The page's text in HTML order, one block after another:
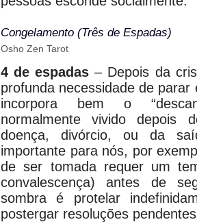
Congelamento (Três de Espadas)
Osho Zen Tarot
4 de espadas – Depois da
profunda necessidade de parar
incorpora bem o
normalmente vivido depois
doença, divórcio, ou da
importante para nós, por
de ser tomada requer um
convalescença) antes de
sombra é protelar
postergar resoluções